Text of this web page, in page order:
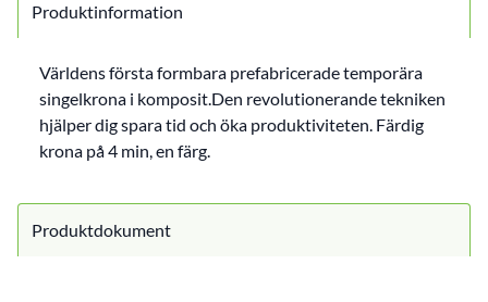
Produktinformation
Världens första formbara prefabricerade temporära
singelkrona i komposit.Den revolutionerande tekniken
hjälper dig spara tid och öka produktiviteten. Färdig
krona på 4 min, en färg.
Produktdokument